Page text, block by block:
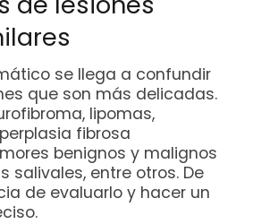
se llega a confundir
que son más delicadas.
lipomas,
fibrosa
benignos y malignos
salivales, entre otros. De
de evaluarlo y hacer un